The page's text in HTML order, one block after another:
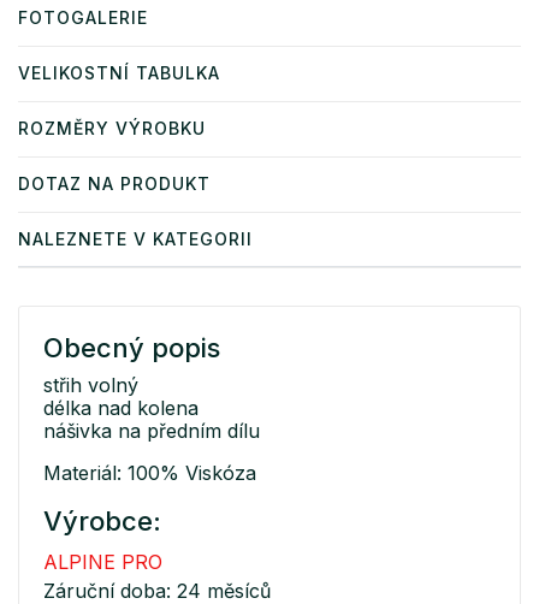
FOTOGALERIE
VELIKOSTNÍ TABULKA
ROZMĚRY VÝROBKU
DOTAZ NA PRODUKT
NALEZNETE V KATEGORII
Obecný popis
střih volný
délka nad kolena
nášivka na předním dílu
Materiál: 100% Viskóza
Výrobce:
ALPINE PRO
Záruční doba: 24 měsíců